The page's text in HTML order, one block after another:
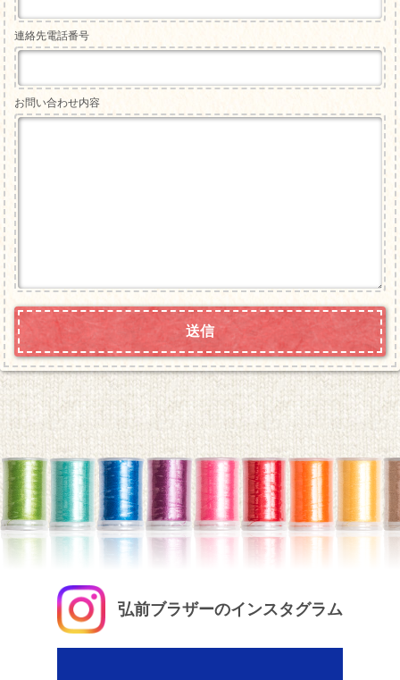
連絡先電話番号
お問い合わせ内容
弘前ブラザーのインスタグラム